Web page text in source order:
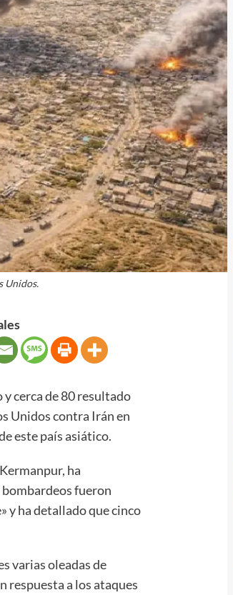
Unidos.
cerca de 80 resultado
Unidos contra Irán en
este país asiático.
ha
bombardeos fueron
y ha detallado que cinco
varias oleadas de
respuesta a los ataques